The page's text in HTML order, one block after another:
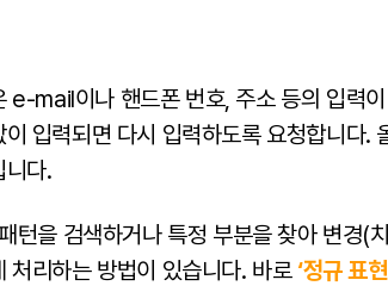
e-mail이나 핸드폰 번호, 주소 등의 입력
입력되면 다시 입력하도록 요청합니다.
니다.
턴을 검색하거나 특정 부분을 찾아 변경(
처리하는 방법이 있습니다. 바로‘정규 표